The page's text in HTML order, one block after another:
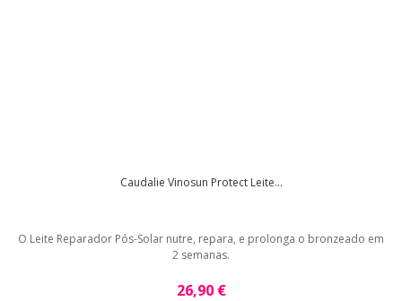
Caudalie Vinosun Protect Leite...
O Leite Reparador Pós-Solar nutre, repara, e prolonga o bronzeado em
2 semanas.
26,90 €